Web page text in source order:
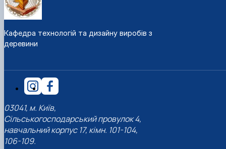
Кафедра технологій та дизайну виробів з
деревини
03041, м. Київ,
Сільськогосподарський провулок 4,
навчальний корпус 17, кімн. 101-104,
106-109.